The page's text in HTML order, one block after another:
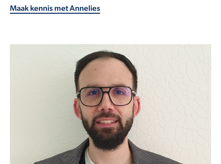
Maak kennis met Annelies